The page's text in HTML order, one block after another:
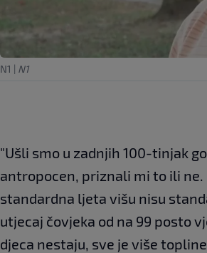
N1 | N1
"Ušli smo u zadnjih 100-tinjak
antropocen, priznali mi to ili
standardna ljeta višu nisu
utjecaj čovjeka od na 99 posto
djeca nestaju, sve je više